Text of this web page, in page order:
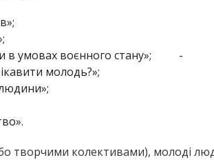
в умовах воєнного стану»; -
молодь?»;
творчими колективами), молоді